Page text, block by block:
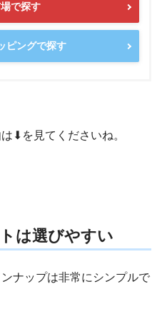
で探す
ピングで探す
⬇を見てくださいね。
は選びやすい
ナップは非常にシンプルで